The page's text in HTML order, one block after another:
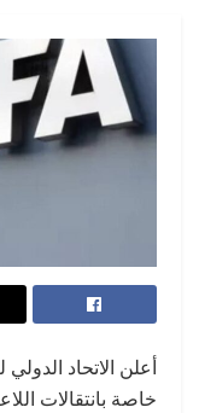
أعلن الاتحاد
خاصة بانتقالات